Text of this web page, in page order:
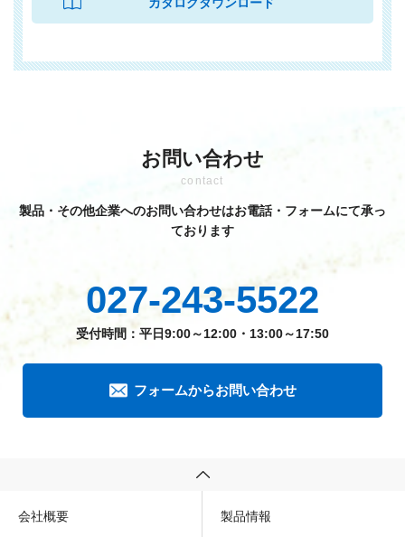
お問い合わせ
contact
製品・その他企業へのお問い合わせはお電話・フォームにて承っ
ております
027-243-5522
受付時間：平日9:00～12:00・13:00～17:50
フォームからお問い合わせ
会社概要 製品情報